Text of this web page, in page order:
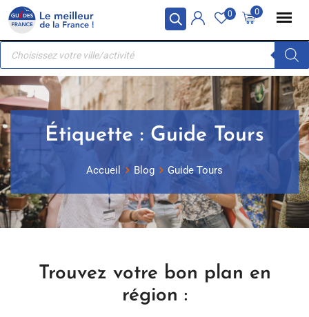
Panneau de gestion des cookies
Skip
content
0
0
Recherche
produits
Étiquette : Guide Tours
Accueil Blog Guide Tours
Trouvez votre bon plan en
région :